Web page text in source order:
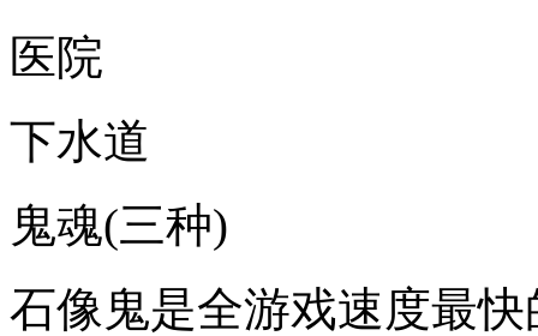
医院
下水道
鬼魂(三种)
石像鬼是全游戏速度最